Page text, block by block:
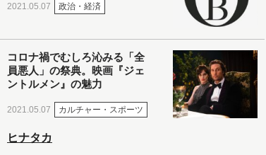
2021.05.07 政治・経済
コロナ禍でむしろ沁みる「全
員悪人」の祭典。映画『ジェ
ントルメン』の魅力
2021.05.07 カルチャー・スポーツ
ヒナタカ